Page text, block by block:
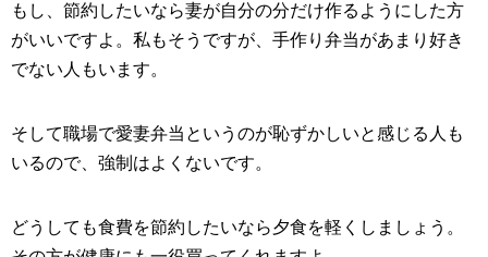
もし、節約したいなら妻が自分の分だけ作るようにした方
がいいですよ。私もそうですが、手作り弁当があまり好き
でない人もいます。
そして職場で愛妻弁当というのが恥ずかしいと感じる人も
いるので、強制はよくないです。
どうしても食費を節約したいなら夕食を軽くしましょう。